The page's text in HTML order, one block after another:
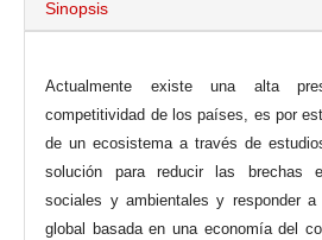
Sinopsis
Actualmente existe una alta
competitividad de los países, es por
de un ecosistema a través de
solución para reducir las brechas
sociales y ambientales y responder a
global basada en una economía del